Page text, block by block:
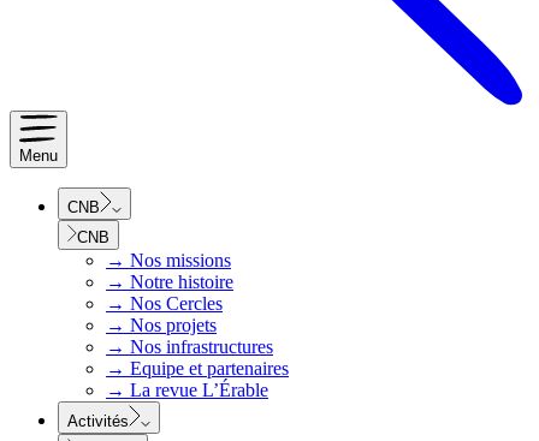
Menu
CNB
CNB
→ Nos missions
→ Notre histoire
→ Nos Cercles
→ Nos projets
→ Nos infrastructures
→ Equipe et partenaires
→ La revue L’Érable
Activités